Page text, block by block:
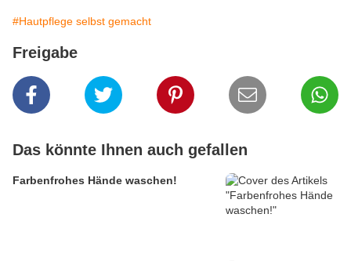
#Hautpflege selbst gemacht
Freigabe
Das könnte Ihnen auch gefallen
Farbenfrohes Hände waschen!